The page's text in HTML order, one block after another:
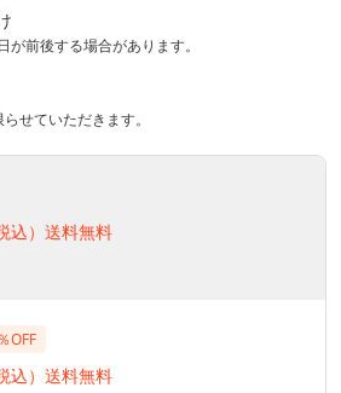
前後する場合があります。
せていただきます。
込）送料無料
OFF
込）送料無料